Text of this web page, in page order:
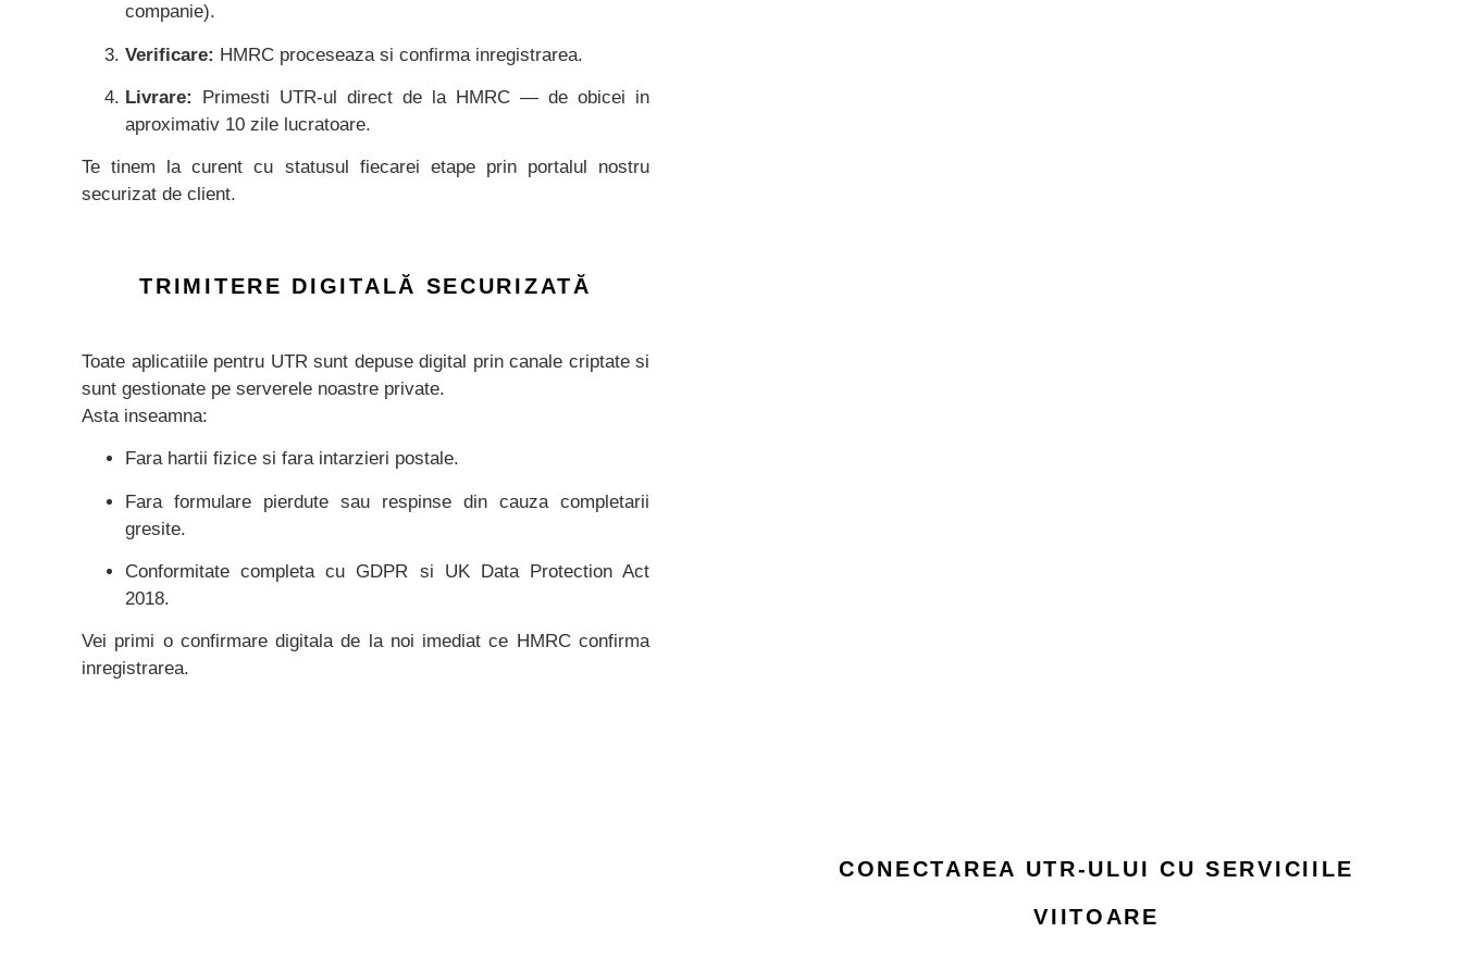
companie).
Verificare: HMRC proceseaza si confirma inregistrarea.
Livrare:
Primesti UTR-ul direct de la HMRC — de obicei in
aproximativ 10 zile lucratoare.
Te tinem la curent cu statusul fiecarei etape prin portalul nostru
securizat de client.
TRIMITERE DIGITALĂ SECURIZATĂ
Toate aplicatiile pentru UTR sunt depuse digital prin canale criptate si
sunt gestionate pe serverele noastre private.
Asta inseamna:
Fara hartii fizice si fara intarzieri postale.
Fara formulare pierdute sau respinse din cauza completarii
gresite.
Conformitate completa cu GDPR si UK Data Protection Act
2018.
Vei primi o confirmare digitala de la noi imediat ce HMRC confirma
inregistrarea.
CONECTAREA UTR-ULUI CU SERVICIILE
VIITOARE